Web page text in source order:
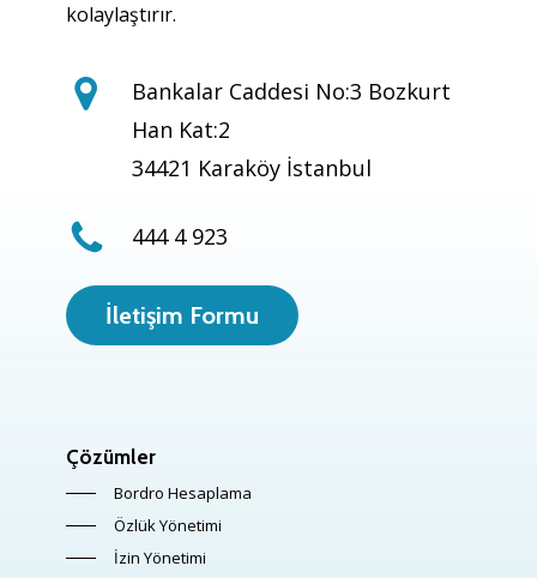
kolaylaştırır.
Bankalar Caddesi No:3 Bozkurt
Han Kat:2
34421 Karaköy İstanbul
444 4 923
İletişim Formu
Çözümler
Bordro Hesaplama
Özlük Yönetimi
İzin Yönetimi